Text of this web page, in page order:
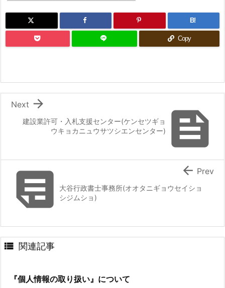
B!
Copy

建設業許可・入札支援センター(ケンセツギョ
ウキョカニュウサツシエンセンター)

Next
大谷行政書士事務所(オオタニギョウセイショ
シジムショ)
 Prev
 関連記事
『個人情報の取り扱い』について